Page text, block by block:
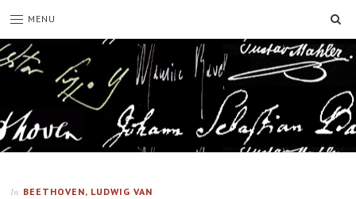
MENU
In BEETHOVEN, LUDWIG VAN